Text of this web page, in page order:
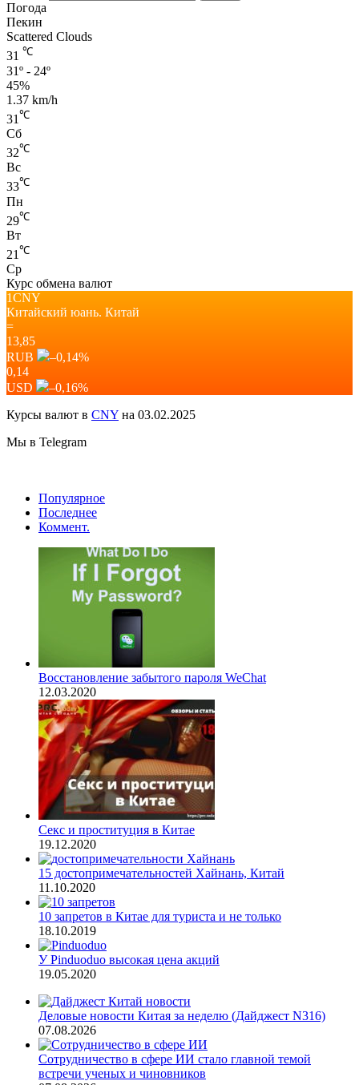
Погода
Пекин
Scattered Clouds
31 ℃
31º - 24º
45%
1.37 km/h
31 ℃
Сб
32℃
Вс
33℃
Пн
29℃
Вт
21 ℃
Ср
Курс обмена валют
1CNY
Китайский юань. Китай
=
13,85
RUB
–0,14%
0,14
USD
–0,16%
Курсы валют в CNY на 03.02.2025
Мы в Telegram
Популярное
Последнее
Коммент.
Восстановление забытого пароля WeChat
12.03.2020
Секс и проституция в Китае
19.12.2020
15 достопримечательностей Хайнань, Китай
11.10.2020
10 запретов в Китае для туриста и не только
18.10.2019
У Pinduoduo высокая цена акций
19.05.2020
Деловые новости Китая за неделю (Дайджест N316)
07.08.2026
Сотрудничество в сфере ИИ стало главной темой
встречи ученых и чиновников